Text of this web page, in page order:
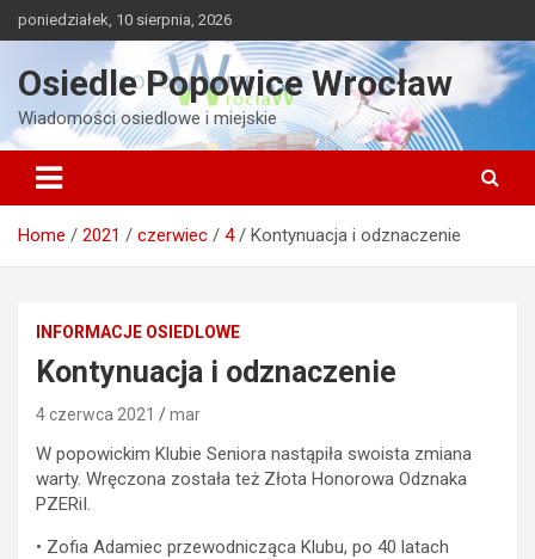
to
poniedziałek, 10 sierpnia, 2026
Osiedle Popowice Wrocław
Wiadomości osiedlowe i miejskie
Home 2021 czerwiec 4 Kontynuacja i odznaczenie
INFORMACJE OSIEDLOWE
Kontynuacja i odznaczenie
4 czerwca 2021 mar
W popowickim Klubie Seniora nastąpiła swoista zmiana
warty. Wręczona została też Złota Honorowa Odznaka
PZERiI.
• Zofia Adamiec przewodnicząca Klubu, po 40 latach